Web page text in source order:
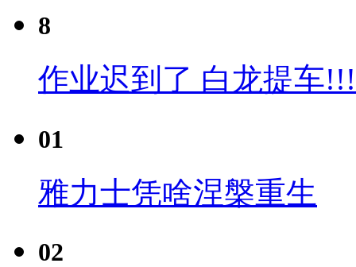
8
作业迟到了 白龙提车
01
雅力士凭啥涅槃重生
02